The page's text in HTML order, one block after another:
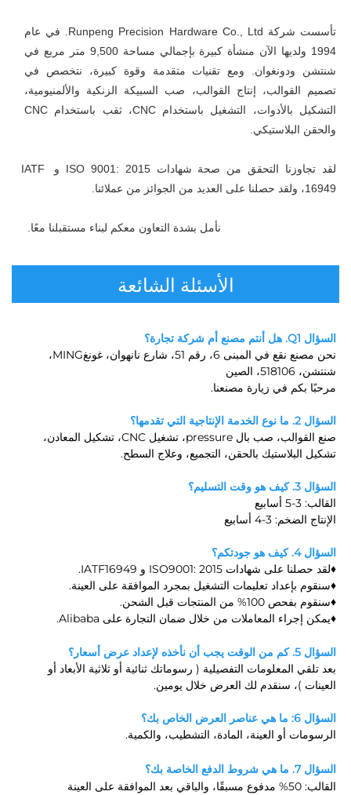
تأسست شركة Runpeng Precision Hardware Co., Ltd. في عام
1994 ولديها الآن منشأة كبيرة بإجمالي مساحة 9,500 متر مربع في
شنتشن ودونغوان. ومع تقنيات متقدمة وقوة كبيرة، نتخصص في
تصميم القوالب، إنتاج القوالب، صب السبيكة الزنكية والألمنيومية،
التشكيل بالأدوات، التشغيل باستخدام CNC، ثقب باستخدام CNC
والحقن البلاستيكي.
لقد تجاوزنا التحقق من صحة شهادات ISO 9001: 2015 و IATF
16949، ولقد حصلنا على العديد من الجوائز من عملائنا.
نأمل بشدة التعاون معكم لبناء مستقبلنا معًا.
الأسئلة الشائعة
السؤال Q1. هل أنتم مصنع أم شركة تجارة؟
نحن مصنع نقع في المبنى 6، رقم 51، شارع نانهوان، غونغMING،
شنتشن، 518106، الصين
مرحبًا بكم في زيارة مصنعنا.
السؤال 2. ما نوع الخدمة الإنتاجية التي تقدمها؟
صنع القوالب، صب بال pressure، تشغيل CNC، تشكيل المعادن،
تشكيل البلاستيك بالحقن، التجميع، وعلاج السطح.
السؤال 3. كيف هو وقت التسليم؟
القالب: 3-5 أسابيع
الإنتاج الضخم: 3-4 أسابيع
السؤال 4. كيف هو جودتكم؟
♦لقد حصلنا على شهادات ISO9001: 2015 و IATF16949.
♦سنقوم بإعداد تعليمات التشغيل بمجرد الموافقة على العينة.
♦سنقوم بفحص 100% من المنتجات قبل الشحن.
♦يمكن إجراء المعاملات من خلال ضمان التجارة على Alibaba.
السؤال 5. كم من الوقت يجب أن نأخذه لإعداد عرض أسعار؟
بعد تلقي المعلومات التفصيلية (
العينات )، سنقدم لك العرض خلال يومين.
السؤال 6: ما هي عناصر العرض الخاص بك؟
الرسومات أو العينة، المادة، التشطيب، والكمية.
السؤال 7. ما هي شروط الدفع الخاصة بك؟
القالب: 50% مدفوع مسبقًا، والباقي بعد الموافقة على العينة